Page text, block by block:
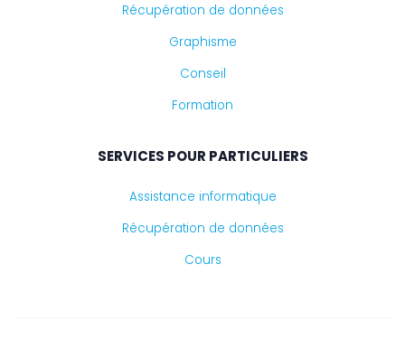
Récupération de données
Graphisme
Conseil
Formation
SERVICES POUR PARTICULIERS
Assistance informatique
Récupération de données
Cours